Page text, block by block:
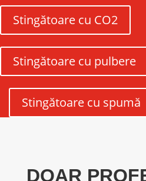
Stingătoare cu CO2
Stingătoare cu pulbere
Stingătoare cu spumă
DOAR